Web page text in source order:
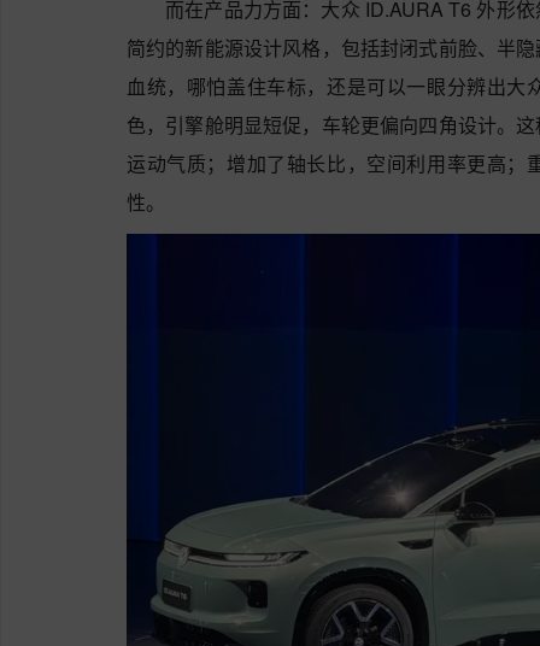
而在产品力方面：大众 ID.AURA T6 外形
简约的新能源设计风格，包括封闭式前脸、半
血统，哪怕盖住车标，还是可以一眼分辨出
色，引擎舱明显短促，车轮更偏向四角设计。
运动气质；增加了轴长比，空间利用率更高
性。